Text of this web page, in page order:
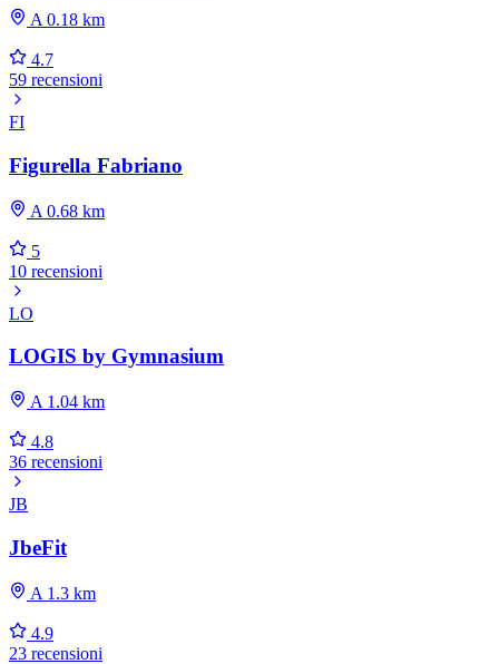
A 0.18 km
4.7
59 recensioni
FI
Figurella Fabriano
A 0.68 km
5
10 recensioni
LO
LOGIS by Gymnasium
A 1.04 km
4.8
36 recensioni
JB
JbeFit
A 1.3 km
4.9
23 recensioni